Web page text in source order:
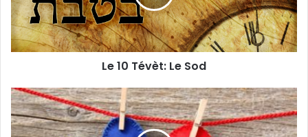
Le 10 Tévèt: Le Sod